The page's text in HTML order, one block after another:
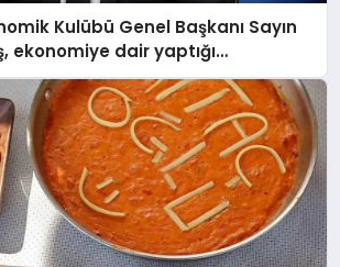
Kulübü Genel Başkanı Sayın
ekonomiye dair yaptığı
kaydetti: